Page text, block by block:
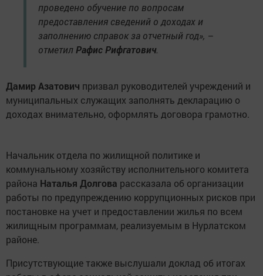
проведено обучение по вопросам
предоставления сведений о доходах и
заполнению справок за отчетный год», –
отметил Рафис Рифгатович.
Дамир Азатович призвал руководителей учреждений и
муниципальных служащих заполнять декларацию о
доходах внимательно, оформлять договора грамотно.
Начальник отдела по жилищной политике и
коммунальному хозяйству исполнительного комитета
района Наталья Долгова рассказала об организации
работы по предупреждению коррупционных рисков при
постановке на учет и предоставлении жилья по всем
жилищным программам, реализуемым в Нурлатском
районе.
Присутствующие также выслушали доклад об итогах